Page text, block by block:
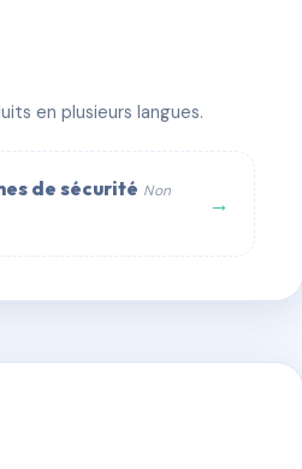
en plusieurs langues.
de sécurité Non
→